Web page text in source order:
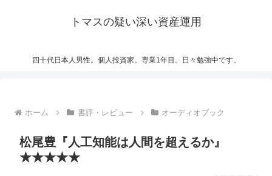
トマスの疑い深い資産運用
四十代日本人男性。個人投資家。専業1年目。日々勉強中です。
ホーム 書評・レビュー オーディオブック
松尾豊『人工知能は人間を超えるか』
★★★★★